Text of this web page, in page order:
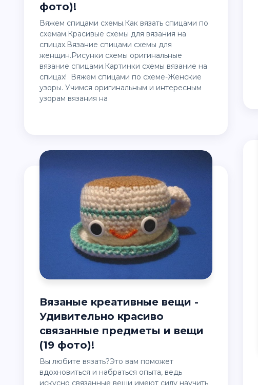
фото)!
Вяжем спицами схемы.Как вязать спицами по
схемам.Красивые схемы для вязания на
спицах.Вязание спицами схемы для
женщин.Рисунки схемы оригинальные
вязание спицами.Картинки схемы вязание на
спицах! Вяжем спицами по схеме-Женские
узоры. Учимся оригинальным и интересным
узорам вязания на
Вязаные креативные вещи -
Удивительно красиво
связанные предметы и вещи
(19 фото)!
Вы любите вязать?Это вам поможет
вдохновиться и набраться опыта, ведь
искусно связанные вещи имеют силу научить